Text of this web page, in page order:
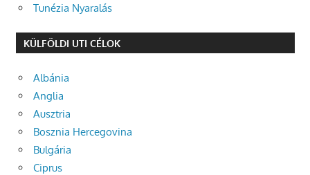
Tunézia Nyaralás
KÜLFÖLDI UTI CÉLOK
Albánia
Anglia
Ausztria
Bosznia Hercegovina
Bulgária
Ciprus